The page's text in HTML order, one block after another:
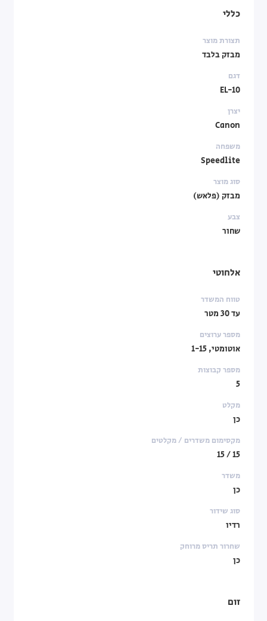
כללי
תצורת מוצר
מבזק בלבד
דגם
EL-10
יצרן
Canon
משפחה
Speedlite
סוג מוצר
מבזק (פלאש)
צבע
שחור
אלחוטי
טווח המשדר
עד 30 מטר
מספר ערוצים
אוטומטי, 1-15
מספר קבוצות
5
מקלט
כן
מקסימום משדרים / מקלטים
15 / 15
משדר
כן
סוג שידור
רדיו
שחרור תריס מרוחק
כן
זום